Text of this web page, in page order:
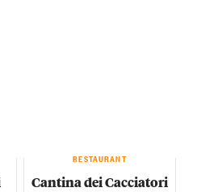
RESTAURANT
Cantina dei Cacciatori